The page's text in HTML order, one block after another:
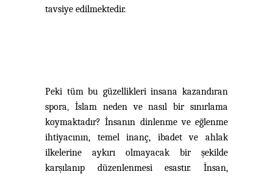
tavsiye edilmektedir.
Peki tüm bu güzellikleri insana kazandıran
spora, İslam neden ve nasıl bir sınırlama
koymaktadır? İnsanın dinlenme ve eğlenme
ihtiyacının, temel inanç, ibadet ve ahlak
ilkelerine aykırı olmayacak bir şekilde
karşılanıp düzenlenmesi esastır. İnsan,